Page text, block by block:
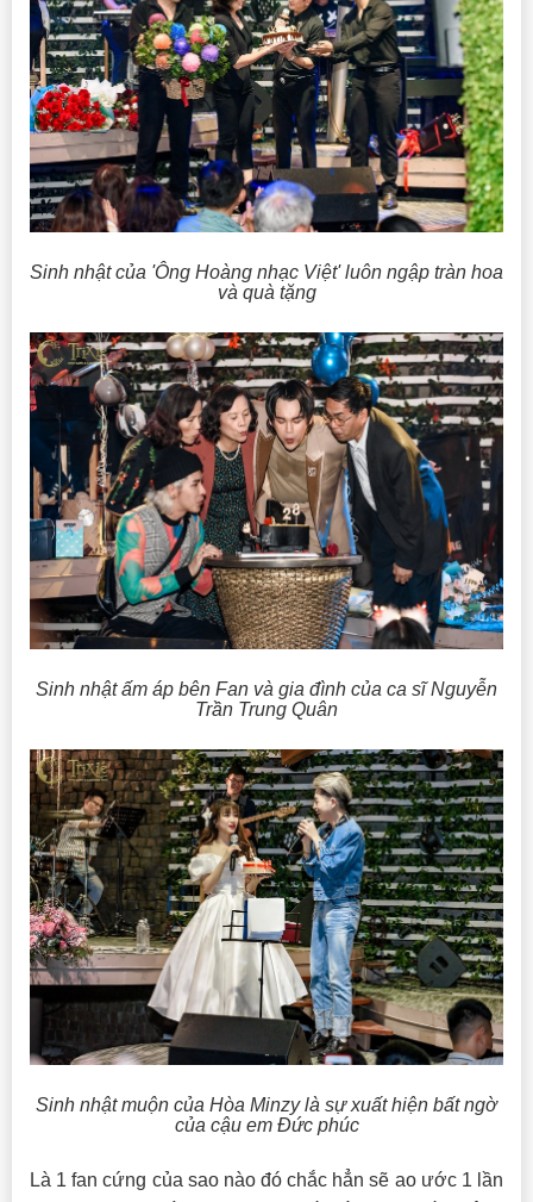
Sinh nhật của 'Ông Hoàng nhạc Việt' luôn ngập tràn hoa
và quà tặng
Sinh nhật ấm áp bên Fan và gia đình của ca sĩ Nguyễn
Trần Trung Quân
Sinh nhật muộn của Hòa Minzy là sự xuất hiện bất ngờ
của cậu em Đức phúc
Là 1 fan cứng của sao nào đó chắc hẳn sẽ ao ước 1 lần